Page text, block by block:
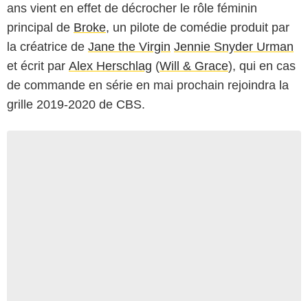
ans vient en effet de décrocher le rôle féminin
principal de Broke, un pilote de comédie produit par
la créatrice de Jane the Virgin Jennie Snyder Urman
et écrit par Alex Herschlag (Will & Grace), qui en cas
de commande en série en mai prochain rejoindra la
grille 2019-2020 de CBS.